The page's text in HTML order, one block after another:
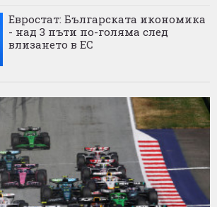
Евростат: Българската икономика
- над 3 пъти по-голяма след
влизането в ЕС